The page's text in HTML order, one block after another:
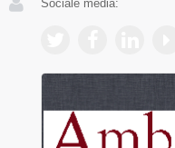
Sociale media: